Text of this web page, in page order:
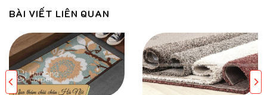
BÀI VIẾT LIÊN QUAN